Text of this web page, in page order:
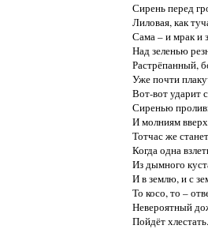
Сирень перед
Лиловая, как
Сама – и мрак и
Над зеленью
Растрёпанный,
Уже почти
Вот-вот ударит
Сиренью
И молниям
Тотчас же
Когда одна
Из дымного
И в землю, и с
То косо, то –
Невероятный
Пойдёт хлестать.